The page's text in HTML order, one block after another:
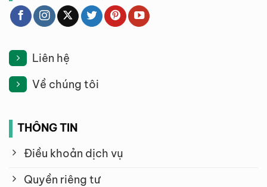
Liên hệ
Về chúng tôi
THÔNG TIN
Điều khoản dịch vụ
Quyền riêng tư